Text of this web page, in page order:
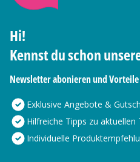
Hi!
Kennst du schon
Newsletter abonieren und
Exklusive Angebote &
Hilfreiche Tipps zu aktuellen
Individuelle